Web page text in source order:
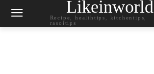
Likeinworld
Recipe, healthtips, kitchentips,
rasoitips